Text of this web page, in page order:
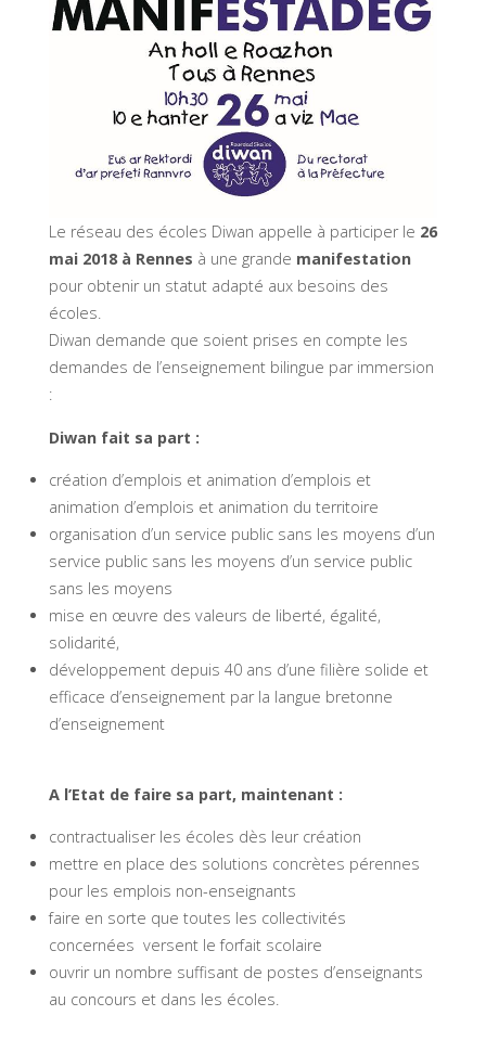
Le réseau des écoles Diwan appelle à participer le 26
mai 2018 à Rennes à une grande manifestation
pour obtenir un statut adapté aux besoins des
écoles.
Diwan demande que soient prises en compte les
demandes de l’enseignement bilingue par immersion
:
Diwan fait sa part :
création d’emplois et animation d’emplois et
animation d’emplois et animation du territoire
organisation d’un service public sans les moyens d’un
service public sans les moyens d’un service public
sans les moyens
mise en œuvre des valeurs de liberté, égalité,
solidarité,
développement depuis 40 ans d’une filière solide et
efficace d’enseignement par la langue bretonne
d’enseignement
A l’Etat de faire sa part, maintenant :
contractualiser les écoles dès leur création
mettre en place des solutions concrètes pérennes
pour les emplois non-enseignants
faire en sorte que toutes les collectivités
concernées versent le forfait scolaire
ouvrir un nombre suffisant de postes d’enseignants
au concours et dans les écoles.